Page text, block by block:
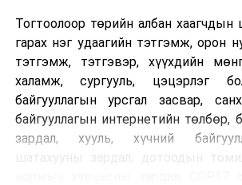
Тогтоолоор төрийн албан хаагчдын
гарах нэг удаагийн тэтгэмж, орон
тэтгэмж, тэтгэвэр, хүүхдийн
халамж, сургууль, цэцэрлэг
байгууллагын урсгал засвар,
байгууллагын интернетийн төлбөр,
зардал, хууль, хүчний